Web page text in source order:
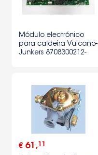
Módulo electrónico
para caldeira Vulcano-
Junkers 8708300212-
€ 61 , 11